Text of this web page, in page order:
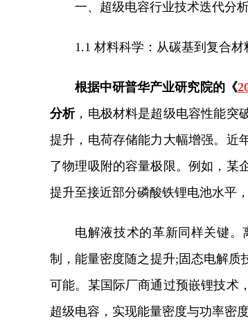
一、超级电容行业技术迭代分
1.1 材料科学：从碳基到复合
根据中研普华产业研究院的《
分析，电极材料是超级电容性能突
提升，电荷存储能力大幅增强。近
了物理吸附的容量极限。例如，某
提升至接近部分磷酸铁锂电池水平
电解液技术的革新同样关键
制，能量密度随之提升;固态电解质
可能。某国际厂商通过预嵌锂技术
超级电容，实现能量密度与功率密